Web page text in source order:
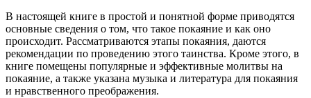
В настоящей книге в простой и понятной форме приводятся
основные сведения о том, что такое покаяние и как оно
происходит. Рассматриваются этапы покаяния, даются
рекомендации по проведению этого таинства. Кроме этого, в
книге помещены популярные и эффективные молитвы на
покаяние, а также указана музыка и литература для покаяния
и нравственного преображения.